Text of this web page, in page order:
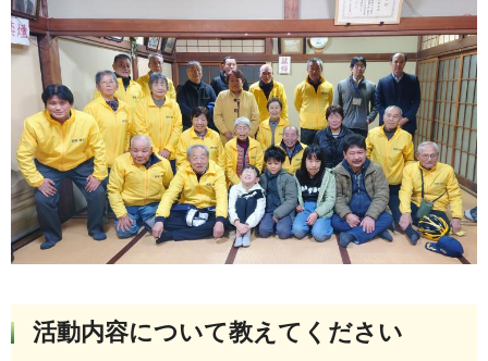
活動内容について教えてください